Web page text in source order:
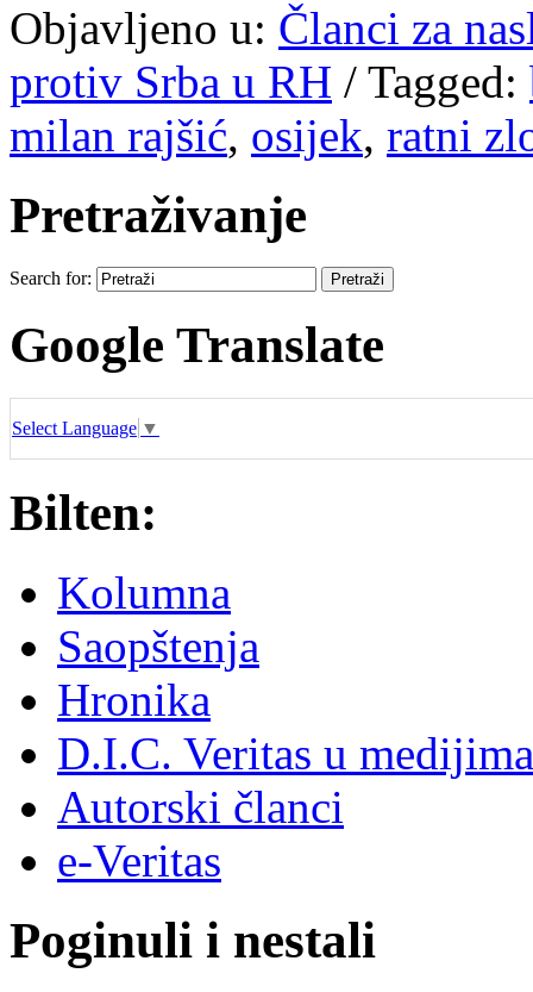
Objavljeno u: Članci za
protiv Srba u RH / Tagged:
milan rajšić, osijek, ratni
Pretraživanje
Search for:
Google Translate
Select Language ▼
Bilten:
Kolumna
Saopštenja
Hronika
D.I.C. Veritas u medijima
Autorski članci
e-Veritas
Poginuli i nestali